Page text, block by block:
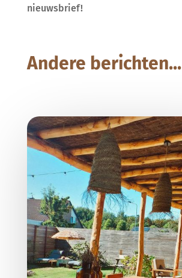
nieuwsbrief!
Andere berichten...